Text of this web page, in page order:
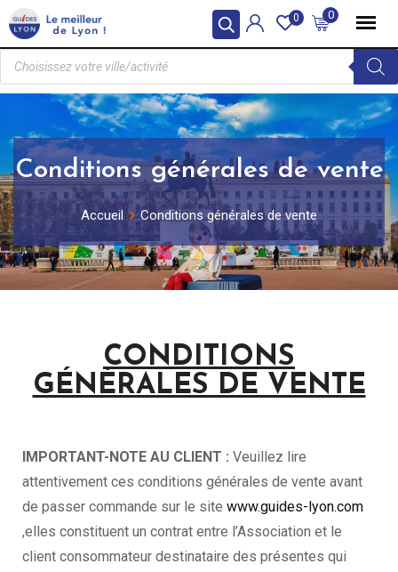
0
0
Conditions générales de vente
Accueil Conditions générales de vente
CONDITIONS
GÉNÉRALES DE VENTE
IMPORTANT-NOTE AU CLIENT : Veuillez lire
attentivement ces conditions générales de vente avant
de passer commande sur le site www.guides-lyon.com
,elles constituent un contrat entre l’Association et le
client consommateur destinataire des présentes qui